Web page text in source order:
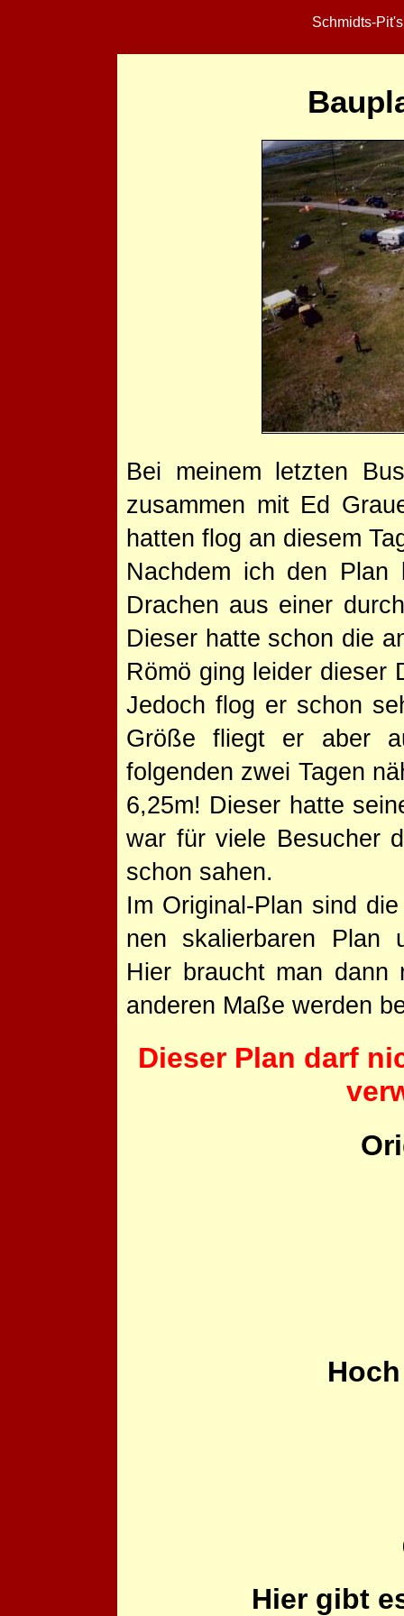
Schmidts-
Bei meinem letzten
zusammen mit Ed
hatten flog an diesem
Nachdem ich den Plan
Drachen aus einer
Dieser hatte schon die
Römö ging leider dieser
Jedoch flog er schon
Größe fliegt er aber
folgenden zwei Tagen
6,25m! Dieser hatte
war für viele Besucher
schon sahen.
Im Original-Plan sind
nen skalierbaren Plan
Hier braucht man dann
anderen Maße werden
Dieser Plan darf
Hier gibt